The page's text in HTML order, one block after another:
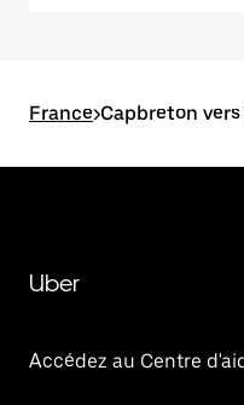
France>Capbreton
Uber
Accédez au Centre